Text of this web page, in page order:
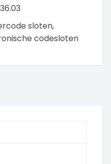
sloten,
codesloten